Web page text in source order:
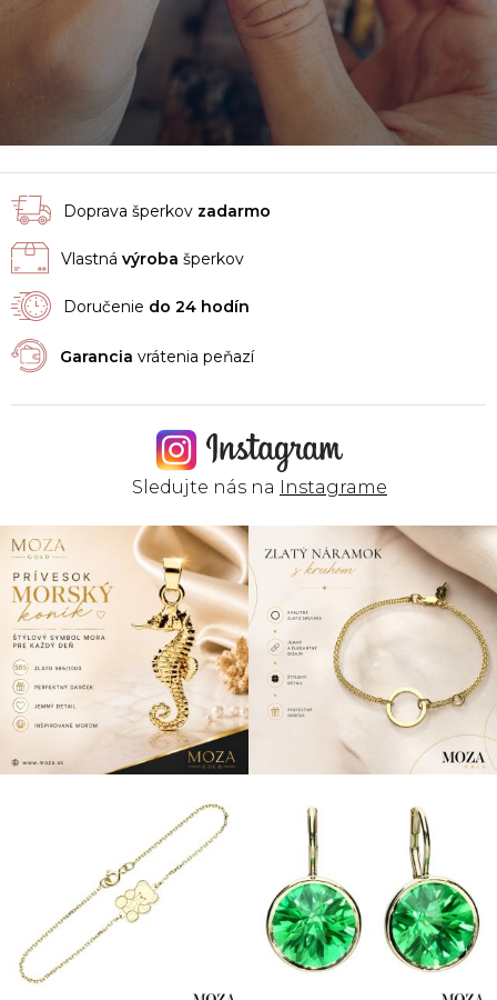
Doprava šperkov zadarmo
Vlastná výroba šperkov
Doručenie do 24 hodín
Garancia vrátenia peňazí
Sledujte nás na Instagrame